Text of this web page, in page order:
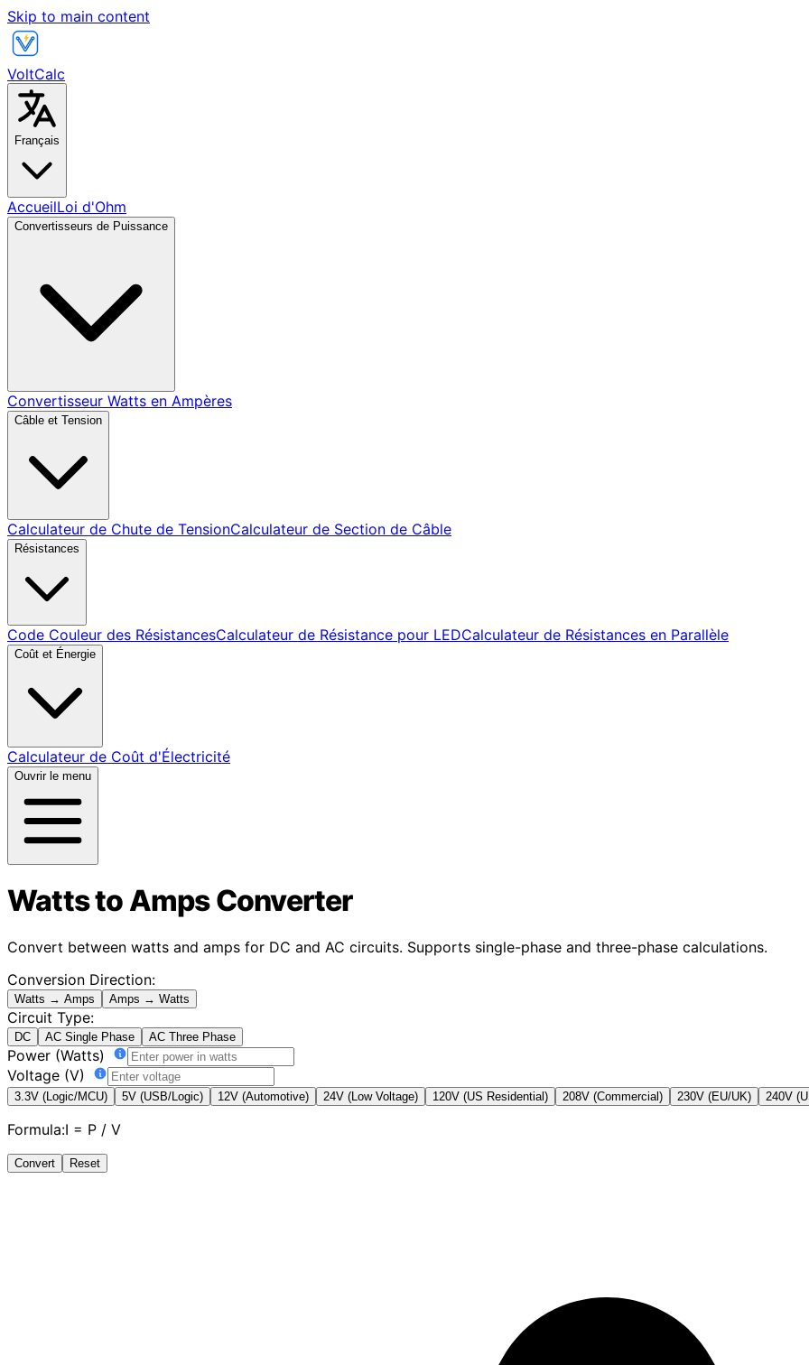
Skip to main content
VoltCalc
Français
AccueilLoi d'Ohm
Convertisseurs de Puissance
Convertisseur Watts en Ampères
Câble et Tension
Calculateur de Chute de TensionCalculateur de Section de Câble
Résistances
Code Couleur des RésistancesCalculateur de Résistance pour LEDCalculateur de Résistances en Parallèle
Coût et Énergie
Calculateur de Coût d'Électricité
Ouvrir le menu
Watts to Amps Converter
Convert between watts and amps for DC and AC circuits. Supports single-phase and three-phase calculations.
Conversion Direction:
Watts → Amps Amps → Watts
Circuit Type:
DC AC Single Phase AC Three Phase
Power (Watts)
Voltage (V)
3.3V (Logic/MCU) 5V (USB/Logic) 12V (Automotive) 24V (Low Voltage) 120V (US Residential) 208V (Commercial) 230V (EU/UK) 240V
Formula:I = P / V
Convert Reset